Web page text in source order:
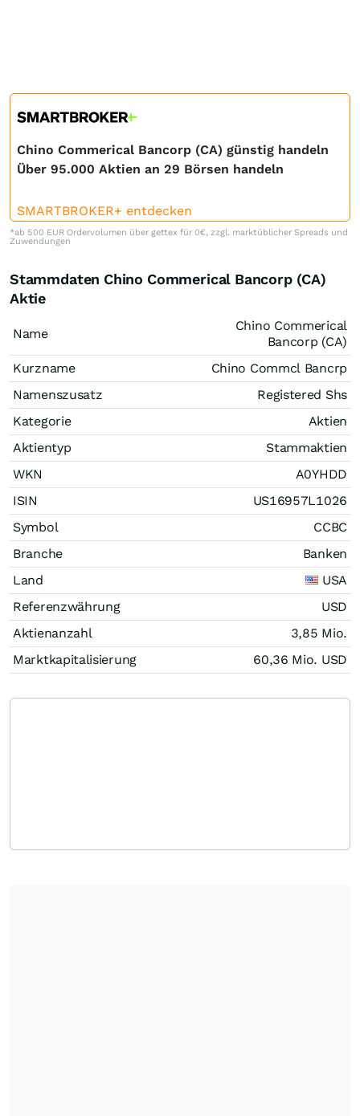
Chino Commerical Bancorp (CA) günstig handeln
Über 95.000 Aktien an 29 Börsen handeln
SMARTBROKER+ entdecken
*ab 500 EUR Ordervolumen über gettex für 0€, zzgl. marktüblicher Spreads und
Zuwendungen
Stammdaten Chino Commerical Bancorp (CA)
Aktie
Name
Chino Commerical
Bancorp (CA)
Kurzname
Chino Commcl Bancrp
Namenszusatz
Registered Shs
Kategorie
Aktien
Aktientyp
Stammaktien
WKN
A0YHDD
ISIN
US16957L1026
Symbol
CCBC
Branche
Banken
Land
USA
Referenzwährung
USD
Aktienanzahl
3,85 Mio.
Marktkapitalisierung
60,36 Mio. USD